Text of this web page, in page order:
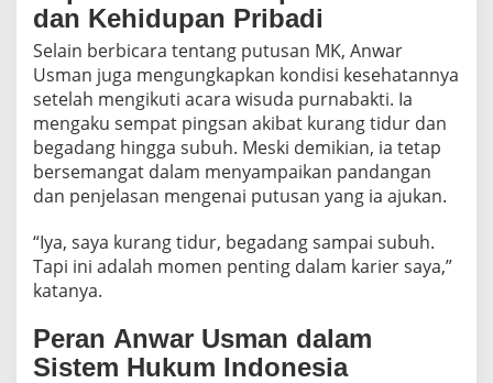
dan Kehidupan Pribadi
Selain berbicara tentang putusan MK, Anwar
Usman juga mengungkapkan kondisi kesehatannya
setelah mengikuti acara wisuda purnabakti. Ia
mengaku sempat pingsan akibat kurang tidur dan
begadang hingga subuh. Meski demikian, ia tetap
bersemangat dalam menyampaikan pandangan
dan penjelasan mengenai putusan yang ia ajukan.
“Iya, saya kurang tidur, begadang sampai subuh.
Tapi ini adalah momen penting dalam karier saya,”
katanya.
Peran Anwar Usman dalam
Sistem Hukum Indonesia